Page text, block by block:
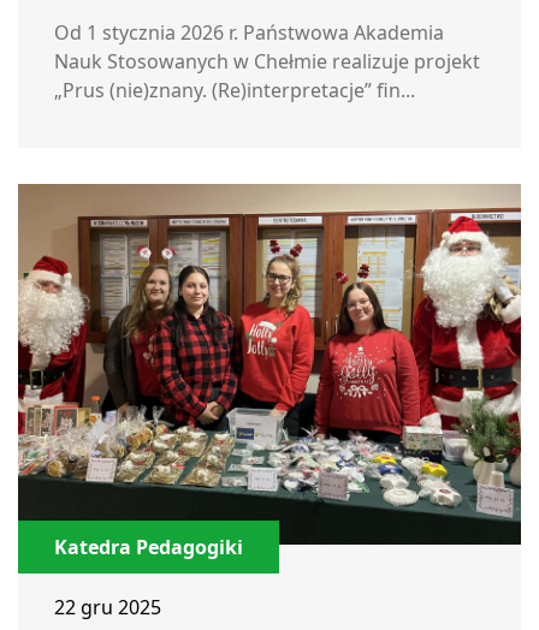
Od 1 stycznia 2026 r. Państwowa Akademia
Nauk Stosowanych w Chełmie realizuje projekt
„Prus (nie)znany. (Re)interpretacje” fin...
Katedra Pedagogiki
22 gru 2025